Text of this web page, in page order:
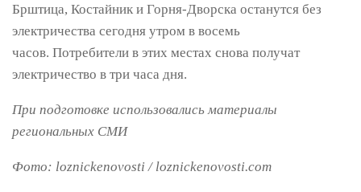
Брштица, Костайник и Горня-Дворска останутся без
электричества сегодня утром в восемь
часов. Потребители в этих местах снова получат
электричество в три часа дня.
При подготовке использовались материалы
региональных СМИ
Фото: loznickenovosti / loznickenovosti.com